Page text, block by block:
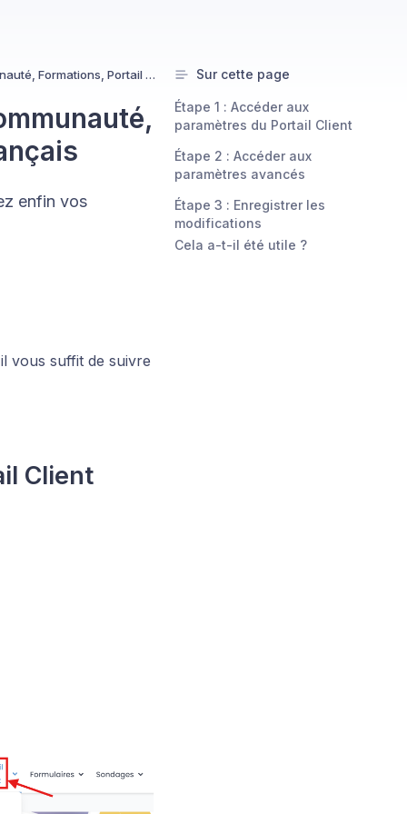
Comment mettre son Portail Client (Communauté, Formations, Portail d'Affiliation) en Français
enfin vos
vous suffit de suivre
Client
Sur cette page
Étape 1 : Accéder aux
paramètres du Portail Client
Étape 2 : Accéder aux
paramètres avancés
Étape 3 : Enregistrer les
modifications
Cela a-t-il été utile ?